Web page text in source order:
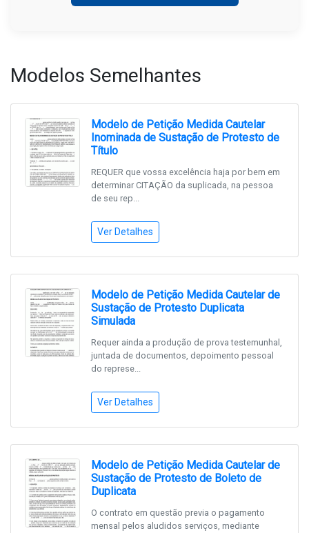
Modelos Semelhantes
Modelo de Petição Medida Cautelar
Inominada de Sustação de Protesto de
Título
REQUER que vossa excelência haja por bem em
determinar CITAÇÃO da suplicada, na pessoa
de seu rep...
Ver Detalhes
Modelo de Petição Medida Cautelar de
Sustação de Protesto Duplicata
Simulada
Requer ainda a produção de prova testemunhal,
juntada de documentos, depoimento pessoal
do represe...
Ver Detalhes
Modelo de Petição Medida Cautelar de
Sustação de Protesto de Boleto de
Duplicata
O contrato em questão previa o pagamento
mensal pelos aludidos serviços, mediante